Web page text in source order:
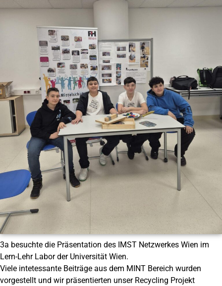
3a besuchte die Präsentation des IMST Netzwerkes Wien im
Lern-Lehr Labor der Universität Wien.
Viele intetessante Beiträge aus dem MINT Bereich wurden
vorgestellt und wir präsentierten unser Recycling Projekt